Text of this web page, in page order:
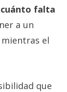
falta
a un
el
que